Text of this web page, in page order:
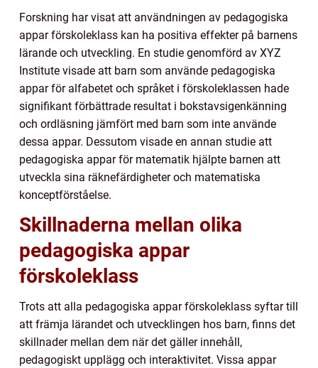
Forskning har visat att användningen av pedagogiska
appar förskoleklass kan ha positiva effekter på barnens
lärande och utveckling. En studie genomförd av XYZ
Institute visade att barn som använde pedagogiska
appar för alfabetet och språket i förskoleklassen hade
signifikant förbättrade resultat i bokstavsigenkänning
och ordläsning jämfört med barn som inte använde
dessa appar. Dessutom visade en annan studie att
pedagogiska appar för matematik hjälpte barnen att
utveckla sina räknefärdigheter och matematiska
konceptförståelse.
Skillnaderna mellan olika
pedagogiska appar
förskoleklass
Trots att alla pedagogiska appar förskoleklass syftar till
att främja lärandet och utvecklingen hos barn, finns det
skillnader mellan dem när det gäller innehåll,
pedagogiskt upplägg och interaktivitet. Vissa appar